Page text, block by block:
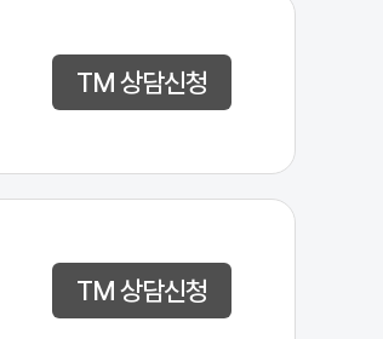
TM 상담신청
TM 상담신청